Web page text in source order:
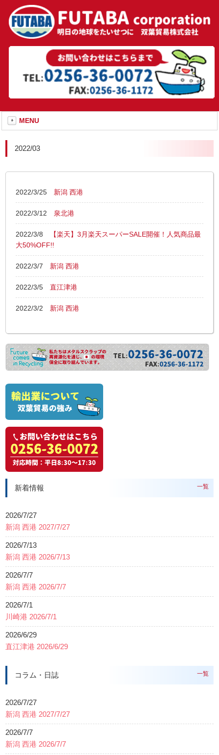
MENU
2022/03
2022/3/25 新潟 西港
2022/3/12 泉北港
2022/3/8
【楽天】3月楽天スーパーSALE開催！人気商品最
大50%OFF!!
2022/3/7 新潟 西港
2022/3/5 直江津港
2022/3/2 新潟 西港
新着情報 一覧
2026/7/27
新潟 西港 2027/7/27
2026/7/13
新潟 西港 2026/7/13
2026/7/7
新潟 西港 2026/7/7
2026/7/1
川崎港 2026/7/1
2026/6/29
直江津港 2026/6/29
コラム・日誌 一覧
2026/7/27
新潟 西港 2027/7/27
2026/7/7
新潟 西港 2026/7/7